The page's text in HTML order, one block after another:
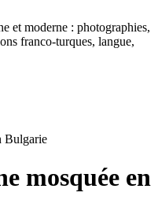
et moderne : photographies,
franco-turques, langue,
Bulgarie
mosquée en